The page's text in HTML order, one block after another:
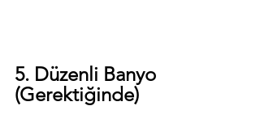
5. Düzenli Banyo
(Gerektiğinde)